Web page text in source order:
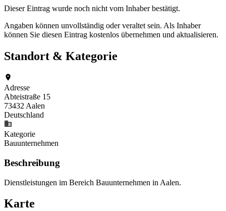
Dieser Eintrag wurde noch nicht vom Inhaber bestätigt.
Angaben können unvollständig oder veraltet sein. Als Inhaber
können Sie diesen Eintrag kostenlos übernehmen und aktualisieren.
Standort & Kategorie
Adresse
Abteistraße 15
73432 Aalen
Deutschland
Kategorie
Bauunternehmen
Beschreibung
Dienstleistungen im Bereich Bauunternehmen in Aalen.
Karte